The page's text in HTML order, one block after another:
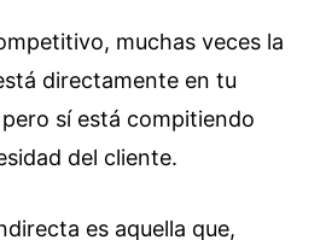
muchas veces la
directamente en tu
sí está compitiendo
del cliente.
es aquella que,